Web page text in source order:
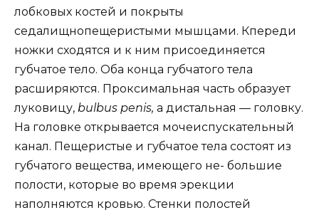
лобковых костей и покрыты
седалищнопещеристыми мышцами. Кпереди
ножки сходятся и к ним присоединяется
губчатое тело. Оба конца губчатого тела
расширяются. Проксимальная часть образует
луковицу, bulbus penis, а дистальная — головку.
На головке открывается мочеиспускательный
канал. Пещеристые и губчатое тела состоят из
губчатого вещества, имеющего не- большие
полости, которые во время эрекции
наполняются кровью. Стенки полостей